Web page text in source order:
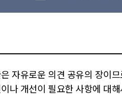
자유로운 의견 공유의 장이
나 개선이 필요한 사항에 대